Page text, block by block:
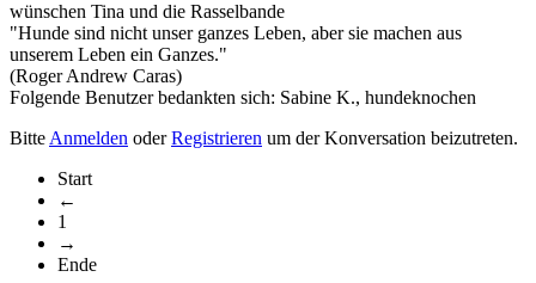
wünschen Tina und die Rasselbande
"Hunde sind nicht unser ganzes Leben, aber sie machen aus
unserem Leben ein Ganzes."
(Roger Andrew Caras)
Folgende Benutzer bedankten sich: Sabine K., hundeknochen
Bitte Anmelden oderRegistrieren um der Konversation beizutreten.
Start
←
1
→
Ende